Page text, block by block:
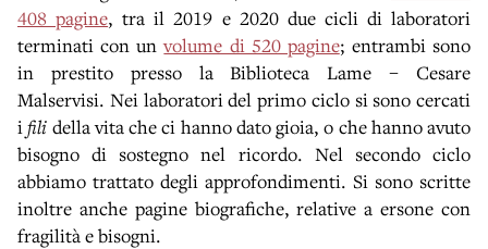
408 pagine, tra il 2019 e 2020 due cicli di laboratori
terminati con unvolume di 520 pagine; entrambi sono
in prestito presso la Biblioteca Lame – Cesare
Malservisi. Nei laboratori del primo ciclo si sono cercati
ifili della vita che ci hanno dato gioia, o che hanno avuto
bisogno di sostegno nel ricordo. Nel secondo ciclo
abbiamo trattato degli approfondimenti. Si sono scritte
inoltre anche pagine biografiche, relative a ersone con
fragilità e bisogni.